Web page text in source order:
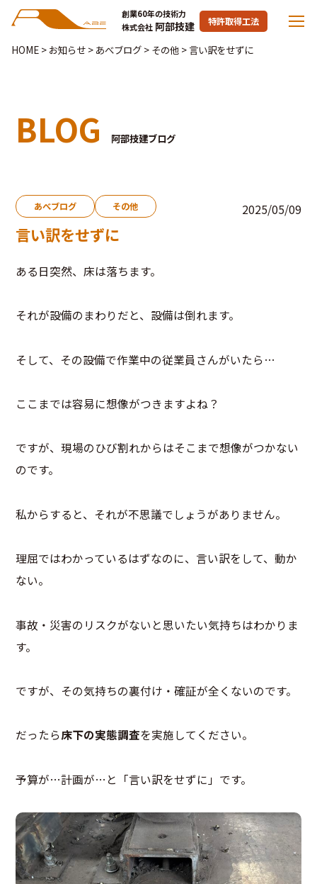
創業60年の技術力
株式会社 阿部技建 特許取得工法
HOME> お知らせ> あべブログ> その他> 言い訳をせずに
BLOG 阿部技建ブログ
あべブログ その他 2025/05/09
言い訳をせずに
ある日突然、床は落ちます。
それが設備のまわりだと、設備は倒れます。
そして、その設備で作業中の従業員さんがいたら…
ここまでは容易に想像がつきますよね？
ですが、現場のひび割れからはそこまで想像がつかない
のです。
私からすると、それが不思議でしょうがありません。
理屈ではわかっているはずなのに、言い訳をして、動か
ない。
事故・災害のリスクがないと思いたい気持ちはわかりま
す。
ですが、その気持ちの裏付け・確証が全くないのです。
だったら床下の実態調査を実施してください。
予算が…計画が…と「言い訳をせずに」です。